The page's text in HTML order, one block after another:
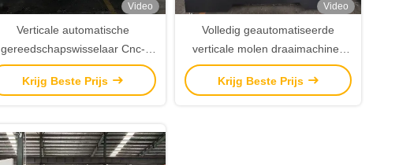
Video
Verticale automatische
gereedschapswisselaar Cnc-
draai- en freesmachine
Boringscentrum 10 kW
Krijg Beste Prijs
Video
Volledig geautomatiseerde
verticale molen draaimachines
Gereedschapswisselaar Boren
Kloppen En Fressen Draaien
Krijg Beste Prijs